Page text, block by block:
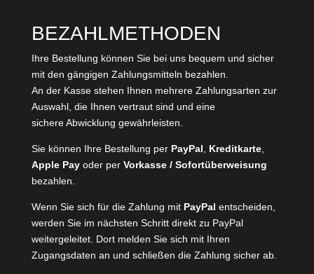
BEZAHLMETHODEN
Ihre Bestellung können Sie bei uns bequem und sicher
mit den gängigen Zahlungsmitteln bezahlen.
An der Kasse stehen Ihnen mehrere Zahlungsarten zur
Auswahl, die Ihnen vertraut sind und eine
sichere Abwicklung gewährleisten.
Sie können Ihre Bestellung per PayPal Kreditkarte,
Apple Pay oder per Vorkasse / Sofortüberweisung
bezahlen.
Wenn Sie sich für die Zahlung mit PayPal entscheiden,
werden Sie im nächsten Schritt direkt zu PayPal
weitergeleitet. Dort melden Sie sich mit Ihren
Zugangsdaten an und schließen die Zahlung sicher ab.